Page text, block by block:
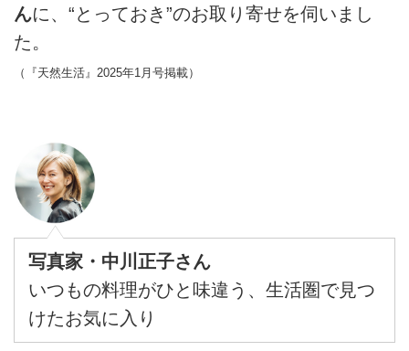
んに、“とっておき”のお取り寄せを伺いまし
た。
（『天然生活』2025年1月号掲載）
写真家・中川正子さん
いつもの料理がひと味違う、生活圏で見つ
けたお気に入り